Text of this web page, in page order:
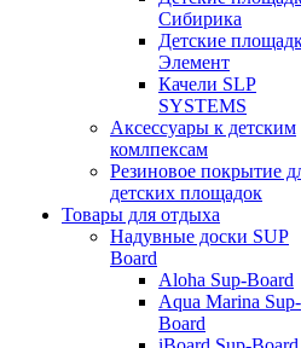
Сибирика
Детские
Элемент
Качели SLP
SYSTEMS
Аксессуары к детским
комлпексам
Резиновое покрытие
детских площадок
Товары для отдыха
Надувные доски SUP
Board
Aloha Sup-Board
Aqua Marina Sup-
Board